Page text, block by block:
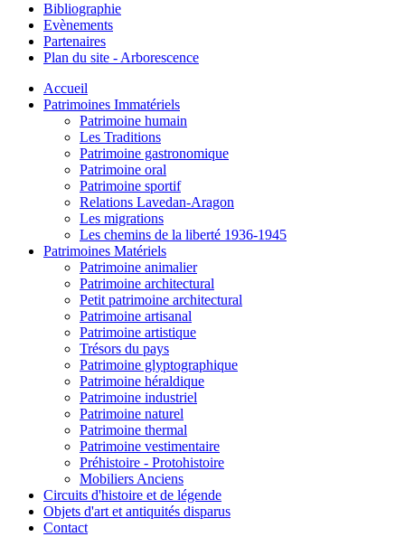
Bibliographie
Evènements
Partenaires
Plan du site - Arborescence
Accueil
Patrimoines Immatériels
Patrimoine humain
Les Traditions
Patrimoine gastronomique
Patrimoine oral
Patrimoine sportif
Relations Lavedan-Aragon
Les migrations
Les chemins de la liberté 1936-1945
Patrimoines Matériels
Patrimoine animalier
Patrimoine architectural
Petit patrimoine architectural
Patrimoine artisanal
Patrimoine artistique
Trésors du pays
Patrimoine glyptographique
Patrimoine héraldique
Patrimoine industriel
Patrimoine naturel
Patrimoine thermal
Patrimoine vestimentaire
Préhistoire - Protohistoire
Mobiliers Anciens
Circuits d'histoire et de légende
Objets d'art et antiquités disparus
Contact